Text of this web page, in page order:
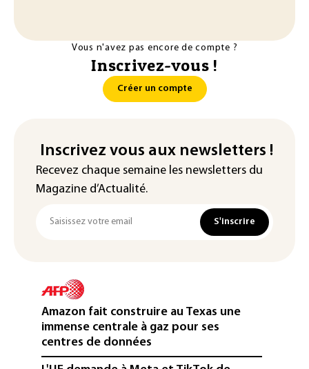
Vous n'avez pas encore de compte ?
Inscrivez-vous !
Créer un compte
Inscrivez vous aux newsletters !
Recevez chaque semaine les newsletters du
Magazine d’Actualité.
S'inscrire
Amazon fait construire au Texas une
immense centrale à gaz pour ses
centres de données